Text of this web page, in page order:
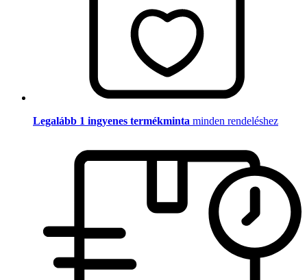
Legalább 1 ingyenes termékminta minden rendeléshez